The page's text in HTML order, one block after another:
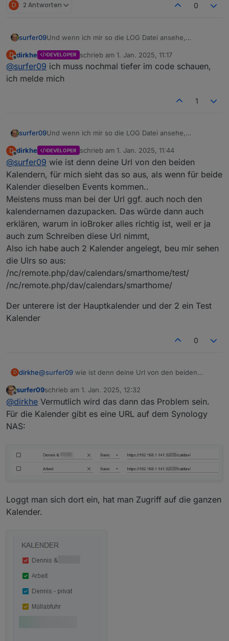
D 2 Antworten 0
surfer09Und wenn ich mir so die LOG Datei ansehe,
Die aufgeführten Termine, die er findet, sind nur im
Kalender "Dennis &" eingetragen, nicht im
Arbeitskalender. Die findet er aber ja scheinbar auch
D
Offline
dirkhe DEVELOPER schrieb am 1. Jan. 2025, 11:17
zuletzt editiert von
@surfer09 ich muss nochmal tiefer im code schauen,
ich melde mich
1
surfer09Und wenn ich mir so die LOG Datei ansehe,
Die aufgeführten Termine, die er findet, sind nur im
Kalender "Dennis &" eingetragen, nicht im
Arbeitskalender. Die findet er aber ja scheinbar auch
D
Offline
dirkhe DEVELOPER schrieb am 1. Jan. 2025, 11:44
zuletzt editiert von
@surfer09 wie ist denn deine Url von den beiden
Kalendern, für mich sieht das so aus, als wenn für beide
Kalender dieselben Events kommen..
Meistens muss man bei der Url ggf. auch noch den
kalendernamen dazupacken. Das würde dann auch
erklären, warum in ioBroker alles richtig ist, weil er ja
auch zum Schreiben diese Url nimmt,
Also ich habe auch 2 Kalender angelegt, beu mir sehen
die Ulrs so aus:
/nc/remote.php/dav/calendars/smarthome/test/
/nc/remote.php/dav/calendars/smarthome/
Der unterere ist der Hauptkalender und der 2 ein Test
Kalender
0
D dirkhe@surfer09 wie ist denn deine Url von den beiden
beide Kalender dieselben Events kommen..
Meistens muss man bei der Url ggf. auch noch den
kalendernamen dazupacken. Das würde dann auch
erklären, warum in ioBroker alles richtig ist, weil er ja
/nc/remote.php/dav/calendars/smarthome/test/
/nc/remote.php/dav/calendars/smarthome/
Der unterere ist der Hauptkalender und der 2 ein Test
Kalender
Offline
surfer09schrieb am 1. Jan. 2025, 12:32
zuletzt editiert von
@dirkhe Vermutlich wird das dann das Problem sein.
Für die Kalender gibt es eine URL auf dem Synology
NAS:
Loggt man sich dort ein, hat man Zugriff auf die ganzen
Kalender.